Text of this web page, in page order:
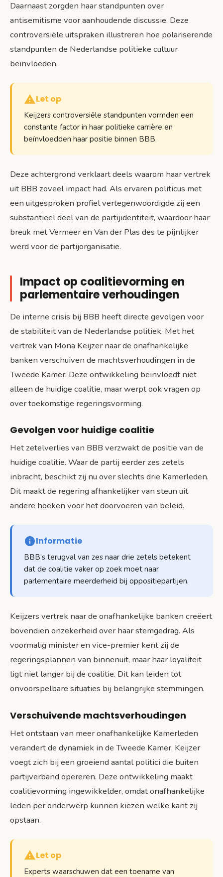
Daarnaast zorgden haar standpunten over
antisemitisme voor aanhoudende discussie. Deze
controversiële uitspraken illustreren hoe polariserende
standpunten de Nederlandse politieke cultuur
beïnvloeden.
Let op
Keijzers controversiële standpunten vormden een
constante factor in haar politieke carrière en
beïnvloedden haar positie binnen BBB.
Deze achtergrond verklaart deels waarom haar vertrek
uit BBB zoveel impact had. Als ervaren politicus met
een uitgesproken profiel vertegenwoordigde zij een
substantieel deel van de partijidentiteit, waardoor haar
breuk met Vermeer en Van der Plas des te pijnlijker
werd voor de partijorganisatie.
Impact op coalitievorming en
parlementaire verhoudingen
De interne crisis bij BBB heeft directe gevolgen voor
de stabiliteit van de Nederlandse politiek. Met het
vertrek van Mona Keijzer naar de onafhankelijke
banken verschuiven de machtsverhoudingen in de
Tweede Kamer. Deze ontwikkeling beïnvloedt niet
alleen de huidige coalitie, maar werpt ook vragen op
over toekomstige regeringsvorming.
Gevolgen voor huidige coalitie
Het zetelverlies van BBB verzwakt de positie van de
huidige coalitie. Waar de partij eerder zes zetels
inbracht, beschikt zij nu over slechts drie Kamerleden.
Dit maakt de regering afhankelijker van steun uit
andere hoeken voor het doorvoeren van beleid.
Informatie
BBB’s terugval van zes naar drie zetels betekent
dat de coalitie vaker op zoek moet naar
parlementaire meerderheid bij oppositiepartijen.
Keijzers vertrek naar de onafhankelijke banken creëert
bovendien onzekerheid over haar stemgedrag. Als
voormalig minister en vice-premier kent zij de
regeringsplannen van binnenuit, maar haar loyaliteit
ligt niet langer bij de coalitie. Dit kan leiden tot
onvoorspelbare situaties bij belangrijke stemmingen.
Verschuivende machtsverhoudingen
Het ontstaan van meer onafhankelijke Kamerleden
verandert de dynamiek in de Tweede Kamer. Keijzer
voegt zich bij een groeiend aantal politici die buiten
partijverband opereren. Deze ontwikkeling maakt
coalitievorming ingewikkelder, omdat onafhankelijke
leden per onderwerp kunnen kiezen welke kant zij
opstaan.
Let op
Experts waarschuwen dat een toename van